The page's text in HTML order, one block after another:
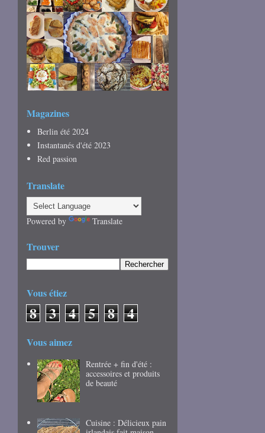
Magazines
Berlin été 2024
Instantanés d'été 2023
Red passion
Translate
Powered by Translate
Trouver
Vous étiez
8 3 4 5 8 4
Vous aimez
Rentrée + fin d'été :
accessoires et produits
de beauté
Cuisine : Délicieux pain